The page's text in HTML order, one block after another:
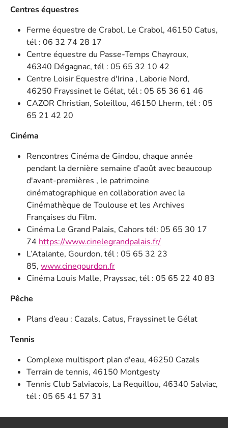
Centres équestres
Ferme équestre de Crabol, Le Crabol, 46150 Catus,
tél : 06 32 74 28 17
Centre équestre du Passe-Temps Chayroux,
46340 Dégagnac, tél : 05 65 32 10 42
Centre Loisir Equestre d'Irina , Laborie Nord,
46250 Frayssinet le Gélat, tél : 05 65 36 61 46
CAZOR Christian, Soleillou, 46150 Lherm, tél : 05
65 21 42 20
Cinéma
Rencontres Cinéma de Gindou, chaque année
pendant la dernière semaine d’août avec beaucoup
d'avant-premières , le patrimoine
cinématographique en collaboration avec la
Cinémathèque de Toulouse et les Archives
Françaises du Film.
Cinéma Le Grand Palais, Cahors tél: 05 65 30 17
74 https://www.cinelegrandpalais.fr/
L’Atalante, Gourdon, tél : 05 65 32 23
85, www.cinegourdon.fr
Cinéma Louis Malle, Prayssac, tél : 05 65 22 40 83
Pêche
Plans d’eau : Cazals, Catus, Frayssinet le Gélat
Tennis
Complexe multisport plan d'eau, 46250 Cazals
Terrain de tennis, 46150 Montgesty
Tennis Club Salviacois, La Requillou, 46340 Salviac,
tél : 05 65 41 57 31